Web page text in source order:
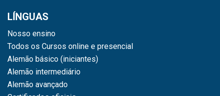
LÍNGUAS
Nosso ensino
Todos os Cursos online e presencial
Alemão básico (iniciantes)
Alemão intermediário
Alemão avançado